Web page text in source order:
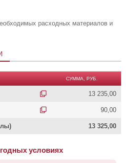
расходных материалов и
СУММА, РУБ.
13 235,00
90,00
13 325,00
условиях